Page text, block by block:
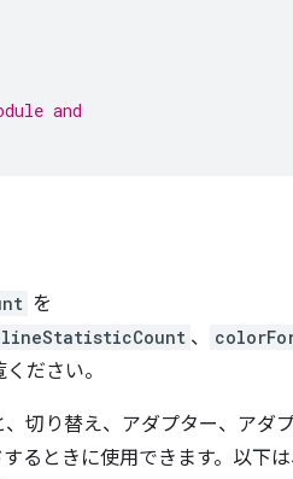
and
を
、
ださい。
、切り替え、アダプター、アダ
るときに使用できます。以下